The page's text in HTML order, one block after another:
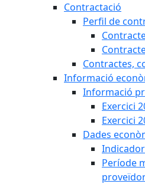
Contractació
Perfil de
Contractes,
Informació
Informació
Exercici
Exercici
Dades
Període